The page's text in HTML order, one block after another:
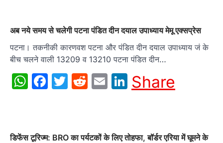
अब नये समय से चलेगी पटना पंडित दीन दयाल उपाध्याय मेमू एक्सप्रेस
पटना। तकनीकी कारणवश पटना और पंडित दीन दयाल उपाध्याय जं के
बीच चलने वाली 13209 व 13210 पटना पंडित दीन…
WhatsApp
Facebook
Twitter
Reddit
EmailLinkedIn
Share
डिफेंस टूरिज्म: BRO का पर्यटकों के लिए तोहफा, बॉर्डर एरिया में घूमने के